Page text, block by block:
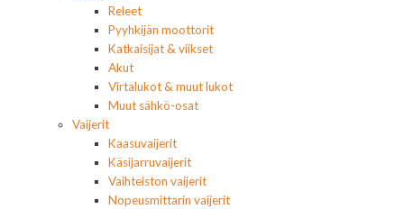
Releet
Pyyhkijän moottorit
Katkaisijat & viikset
Akut
Virtalukot & muut lukot
Muut sähkö-osat
Vaijerit
Kaasuvaijerit
Käsijarruvaijerit
Vaihteiston vaijerit
Nopeusmittarin vaijerit